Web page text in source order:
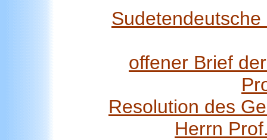
offener Brief
Resolution des
Herrn